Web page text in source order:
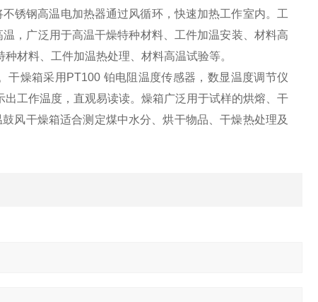
锈钢高温电加热器通过风循环，快速加热工作室内。工
，广泛用于高温干燥特种材料、工件加温安装、材料高
材料、工件加温热处理、材料高温试验等。
燥箱采用PT100 铂电阻温度传感器，数显温度调节仪
工作温度，直观易读读。燥箱广泛用于试样的烘熔、干
风干燥箱适合测定煤中水分、烘干物品、干燥热处理及